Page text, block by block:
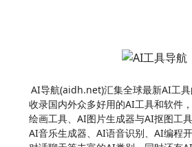
AI导航(aidh.net)汇集全球最新AI工具
收录国内外众多好用的AI工具和软件
绘画工具、AI图片生成器与AI抠图工
AI音乐生成器、AI语音识别、AI编程